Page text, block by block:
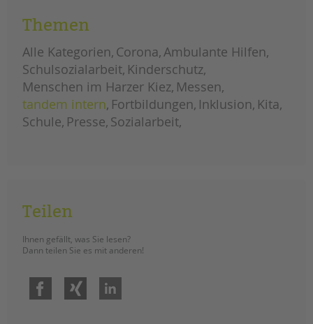
STADTTEILARBEIT
PROFIL | LEITBILD
Bereiche im Überblick
Kinder- und Jugendschutz
Unsere Videos
Gesellschafter VdK
Stellenangebote
NEWS/BLOG
unkuerzbar
Briefe an Kai
Themen
Alle Kategorien Corona Ambulante Hilfen
Schulsozialarbeit Kinderschutz
Menschen im Harzer Kiez Messen
tandem intern Fortbildungen Inklusion Kita
Schule Presse Sozialarbeit
Teilen
Ihnen gefällt, was Sie lesen?
Dann teilen Sie es mit anderen!
Facebook